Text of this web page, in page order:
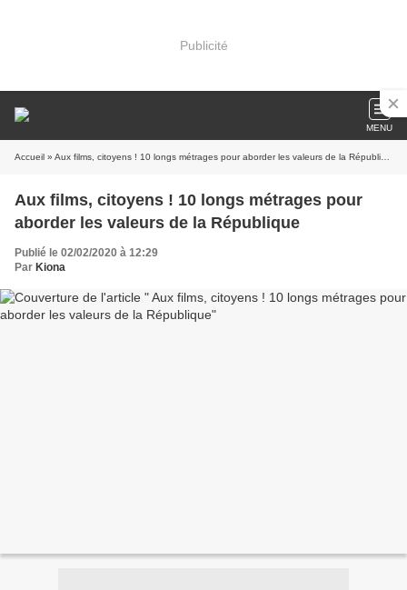
Publicité
MENU
Accueil » Aux films, citoyens ! 10 longs métrages pour aborder les valeurs de la République
Aux films, citoyens ! 10 longs métrages pour
aborder les valeurs de la République
Publié le 02/02/2020 à 12:29
Par Kiona